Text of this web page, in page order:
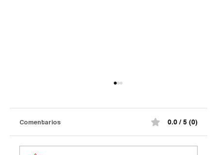
Comentarios 0.0 / 5 (0)